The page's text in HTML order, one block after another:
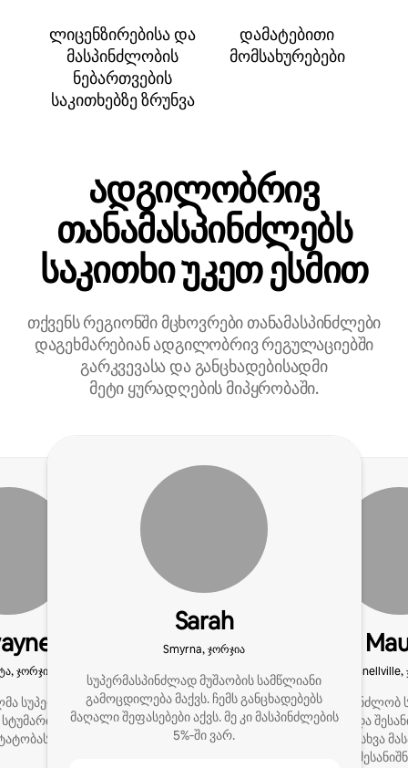
ლიცენზირებისა და
მასპინძლობის
ნებართვების
საკითხებზე ზრუნვა
დამატებითი
მომსახურებები
ადგილობრივ
თანამასპინძლებს
საკითხი უკეთ ესმით
თქვენს რეგიონში მცხოვრები თანამასპინძლები
დაგეხმარებიან ადგილობრივ რეგულაციებში
გარკვევასა და განცხადებისადმი
მეტი ყურადღების მიპყრობაში.
ჯორჯია
სუპერმასპინძელმა,
ვთავაზობ.
Sarah
Smyrna, ჯორჯია
სუპერმასპინძლად მუშაობის სამწლიანი
გამოცდილება მაქვს. ჩემს განცხადებებს
მაღალი შეფასებები აქვს. მე კი მასპინძლების
5%‑ში ვარ.
მე
ჩემს სახლში და
ვიღებ. ახლა კი სხვა
რომ მათაც